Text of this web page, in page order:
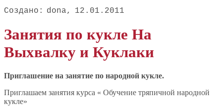
dona 12.01.2011
Занятия по кукле На
Выхвалку и Куклаки
Приглашение на занятие по народной кукле.
Приглашаем занятия курса « Обучение тряпичной народной
кукле»